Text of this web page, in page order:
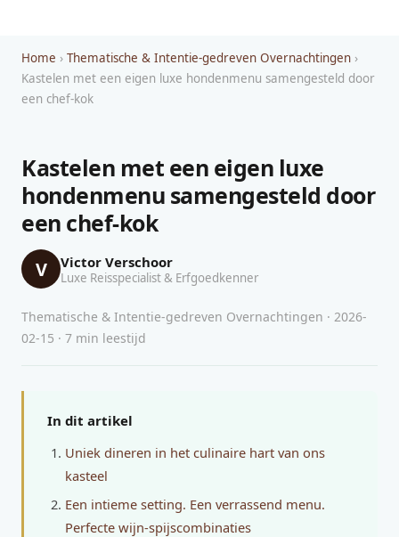
Home › Thematische & Intentie-gedreven Overnachtingen ›
Kastelen met een eigen luxe hondenmenu samengesteld door
een chef-kok
Kastelen met een eigen luxe
hondenmenu samengesteld door
een chef-kok
V Victor Verschoor
Luxe Reisspecialist & Erfgoedkenner
Thematische & Intentie-gedreven Overnachtingen · 2026-
02-15 · 7 min leestijd
In dit artikel
Uniek dineren in het culinaire hart van ons
kasteel
Een intieme setting. Een verrassend menu.
Perfecte wijn-spijscombinaties